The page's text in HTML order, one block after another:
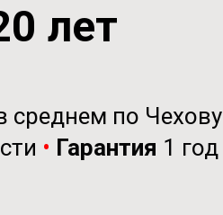
лет
среднем по Чехову
• Гарантия 1 год